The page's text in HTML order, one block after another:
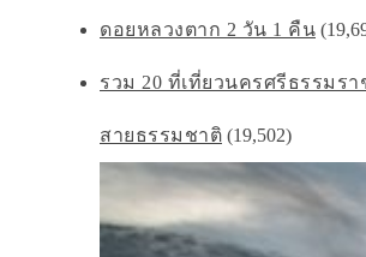
ดอยหลวงตาก 2 วัน 1 คืน
รวม 20 ที่เที่ยวนครศรีธรรมรา
สายธรรมชาติ (19,502)